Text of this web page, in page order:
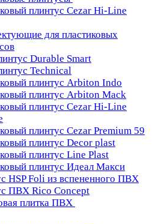
плинтус Cezar Hi-Line
для пластиковых
Durable Smart
Technical
плинтус Arbiton Indo
плинтус Arbiton Mack
плинтус Cezar Hi-Line
плинтус Cezar Premium 59
плинтус Decor plast
плинтус Line Plast
плинтус Идеал Макси
HSP Foli из вспененного ПВХ
ПВХ Rico Concept
плитка ПВХ